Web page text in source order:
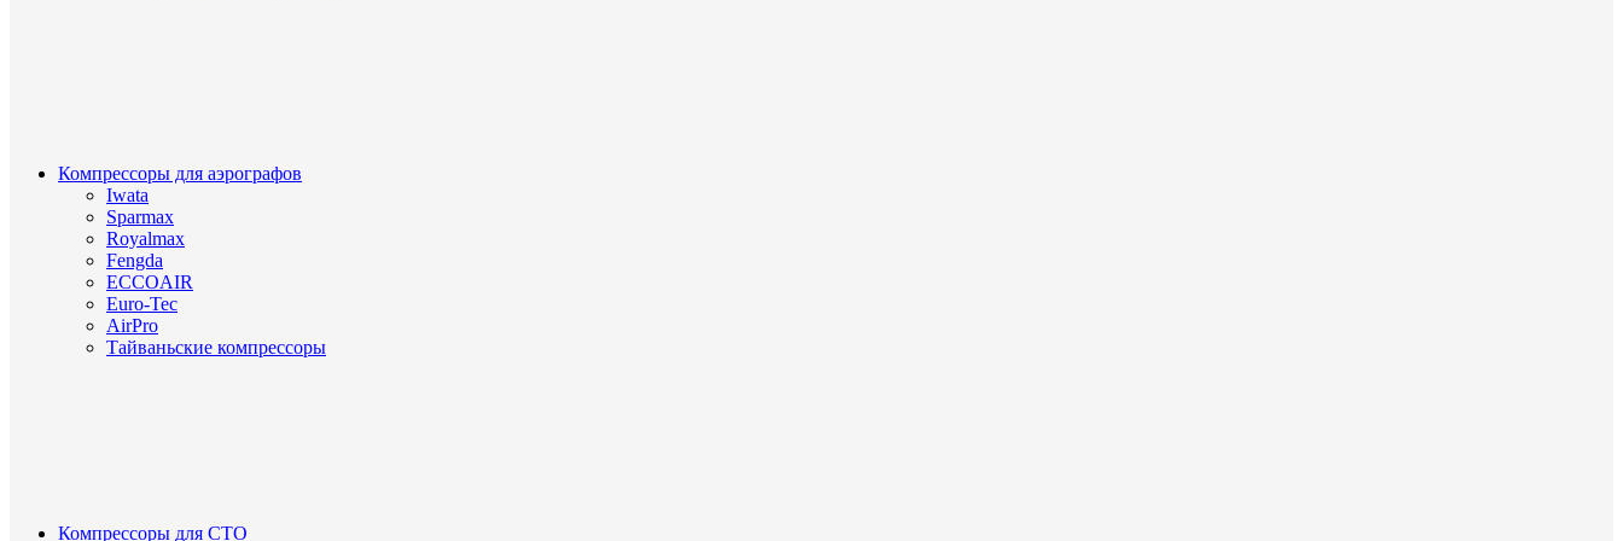
Компрессоры для аэрографов
Iwata
Sparmax
Royalmax
Fengda
ECCOAIR
Euro-Tec
AirPro
Тайваньские компрессоры
Компрессоры для СТО